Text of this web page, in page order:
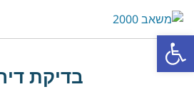
פתח סרגל נגישות
בדיקת